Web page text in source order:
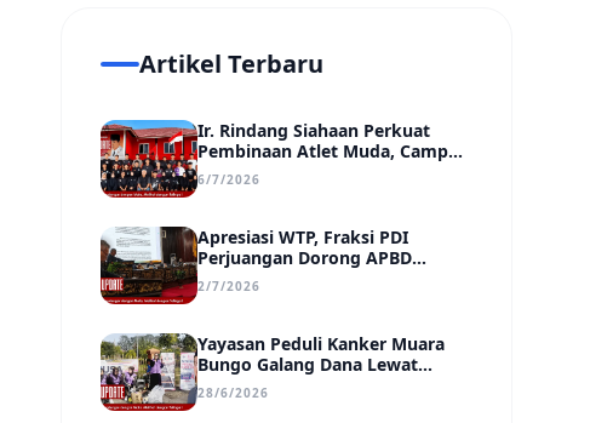
Artikel Terbaru
Ir. Rindang Siahaan Perkuat
Pembinaan Atlet Muda, Camp
MSC Siapkan Generasi Juara
Hadapi Kejuaraan Regional
6/7/2026
Apresiasi WTP, Fraksi PDI
Perjuangan Dorong APBD
Kabupaten Bungo Lebih Efektif,
Transparan, dan Berdampak
2/7/2026
Yayasan Peduli Kanker Muara
Bungo Galang Dana Lewat
UMKM di Car Free Day, Ir.
Rindang Siahaan Beri Apresiasi
28/6/2026